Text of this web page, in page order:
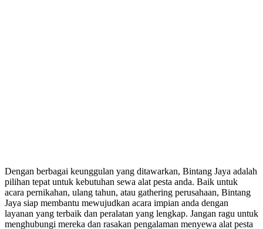
Dengan berbagai keunggulan yang ditawarkan, Bintang Jaya adalah
pilihan tepat untuk kebutuhan sewa alat pesta anda. Baik untuk
acara pernikahan, ulang tahun, atau gathering perusahaan, Bintang
Jaya siap membantu mewujudkan acara impian anda dengan
layanan yang terbaik dan peralatan yang lengkap. Jangan ragu untuk
menghubungi mereka dan rasakan pengalaman menyewa alat pesta